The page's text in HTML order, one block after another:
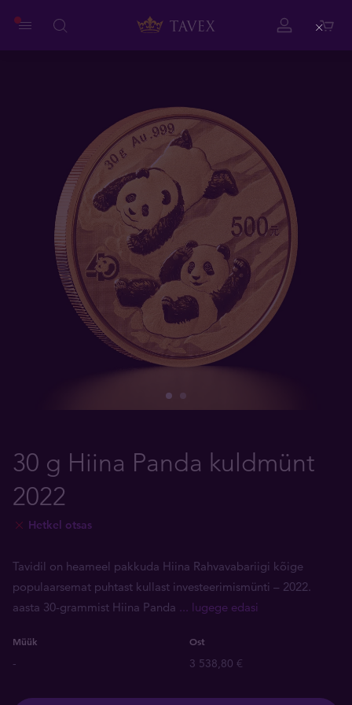
30 g Hiina Panda kuldmünt
2022
Hetkel otsas
Tavidil on heameel pakkuda Hiina Rahvavabariigi kõige
populaarsemat puhtast kullast investeerimismünti – 2022.
aasta 30-grammist Hiina Panda ... lugege edasi
Müük Ost
- 3 538,80 €
Close